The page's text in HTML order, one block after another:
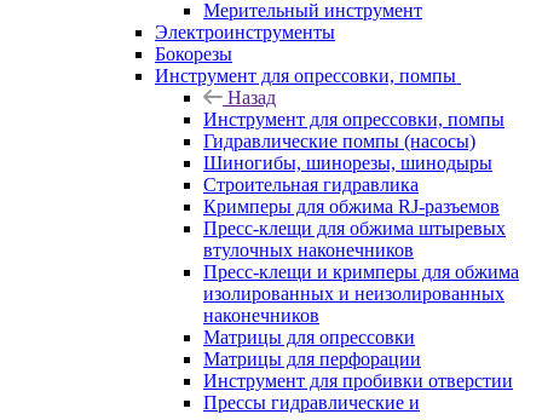
Мерительный инструмент
Электроинструменты
Бокорезы
Инструмент для опрессовки, помпы
Назад
Инструмент для опрессовки, помпы
Гидравлические помпы (насосы)
Шиногибы, шинорезы, шинодыры
Строительная гидравлика
Кримперы для обжима RJ-разъемов
Пресс-клещи для обжима штыревых
втулочных наконечников
Пресс-клещи и кримперы для обжима
изолированных и неизолированных
наконечников
Матрицы для опрессовки
Матрицы для перфорации
Инструмент для пробивки отверстии
Прессы гидравлические и